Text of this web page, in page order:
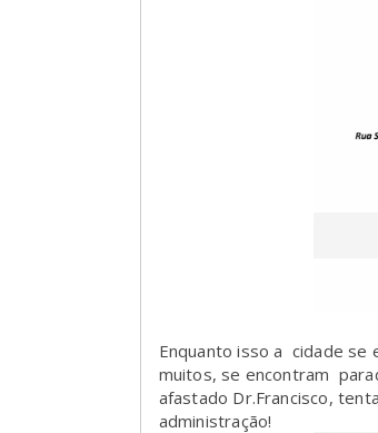
Enquanto isso a cidade se
muitos, se encontram
afastado Dr.Francisco,
administração!